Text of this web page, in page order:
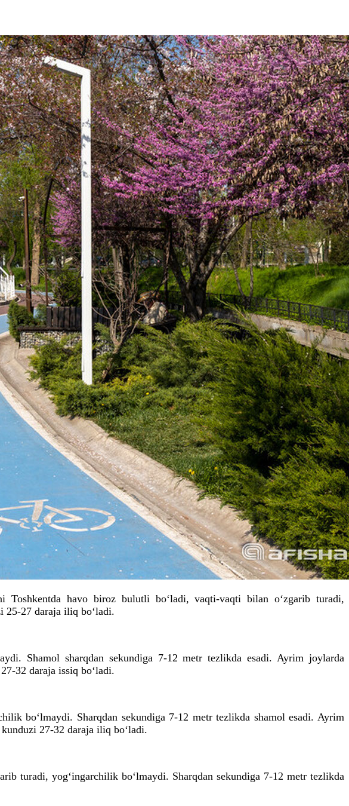
Toshkentda havo biroz bulutli bo‘ladi, vaqti-vaqti bilan o‘zgarib turadi,
25-27 daraja iliq bo‘ladi.
Shamol sharqdan sekundiga 7-12 metr tezlikda esadi. Ayrim joylarda
32 daraja issiq bo‘ladi.
bo‘lmaydi. Sharqdan sekundiga 7-12 metr tezlikda shamol esadi. Ayrim
27-32 daraja iliq bo‘ladi.
turadi, yog‘ingarchilik bo‘lmaydi. Sharqdan sekundiga 7-12 metr tezlikda